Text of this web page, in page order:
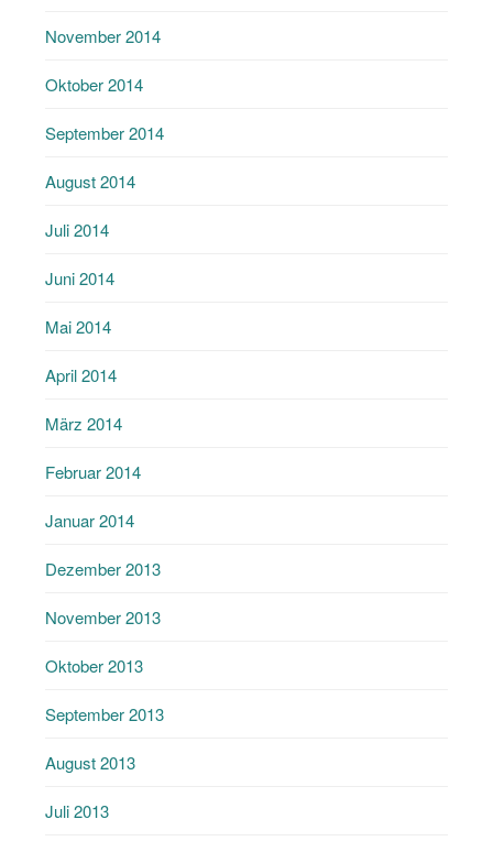
November 2014
Oktober 2014
September 2014
August 2014
Juli 2014
Juni 2014
Mai 2014
April 2014
März 2014
Februar 2014
Januar 2014
Dezember 2013
November 2013
Oktober 2013
September 2013
August 2013
Juli 2013